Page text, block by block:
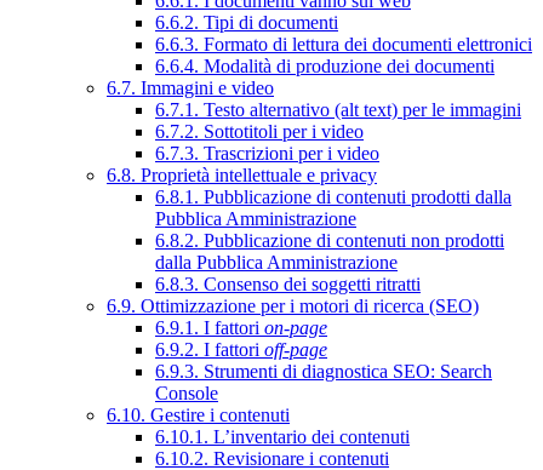
6.6.2. Tipi di documenti
6.6.3. Formato di lettura dei documenti elettronici
6.6.4. Modalità di produzione dei documenti
6.7. Immagini e video
6.7.1. Testo alternativo (alt text) per le immagini
6.7.2. Sottotitoli per i video
6.7.3. Trascrizioni per i video
6.8. Proprietà intellettuale e privacy
6.8.1. Pubblicazione di contenuti prodotti dalla
Pubblica Amministrazione
6.8.2. Pubblicazione di contenuti non prodotti
dalla Pubblica Amministrazione
6.8.3. Consenso dei soggetti ritratti
6.9. Ottimizzazione per i motori di ricerca (SEO)
6.9.1. I fattori on-page
6.9.2. I fattori off-page
6.9.3. Strumenti di diagnostica SEO: Search
Console
6.10. Gestire i contenuti
6.10.1. L’inventario dei contenuti
6.10.2. Revisionare i contenuti